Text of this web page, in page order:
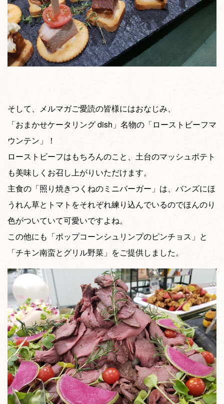
そして、メルマガご愛読の皆様にはおなじみ、
「おまかせケータリング dish」名物の「ローストビーフマ
ウンテン」！
ローストビーフはもちろんのこと、土台のマッシュポテト
も美味しくお召し上がりいただけます。
主食の「照り焼きつくねのミニバーガー」は、バンズにほ
うれん草とトマトをそれぞれ練り込んでいるのでほんのり
色がついていて可愛いですよね。
この他にも「ポップコーンシュリンプのピンチョス」と
「チキン南蛮とグリル野菜」をご提供しました。